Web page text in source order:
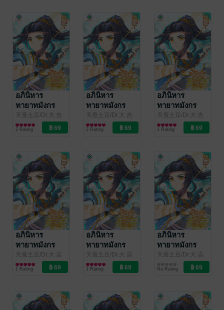
อภินิหาร
ทายาทมังกร
จอมราชัน เล่ม
73
天蚕土豆/Dr.大 吉
(ดร.ต้าจี๋)/เจียโหยว
(เทียนถานถู่โต้ว) ผู้
การ์ตูนทั่วไป
2 Rating
อภินิหาร
ทายาทมังกร
จอมราชัน เล่ม
72
天蚕土豆/Dr.大 吉
(ดร.ต้าจี๋)/เจียโหยว
(เทียนถานถู่โต้ว) ผู้
การ์ตูนทั่วไป
2 Rating
อภินิหาร
ทายาทมังกร
จอมราชัน เล่ม
71
天蚕土豆/Dr.大 吉
(ดร.ต้าจี๋)/เจียโหยว
(เทียนถานถู่โต้ว) ผู้
การ์ตูนทั่วไป
1 Rating
อภินิหาร
ทายาทมังกร
จอมราชัน เล่ม
70
天蚕土豆/Dr.大 吉
(ดร.ต้าจี๋)/เจียโหยว
(เทียนถานถู่โต้ว) ผู้
การ์ตูนทั่วไป
1 Rating
อภินิหาร
ทายาทมังกร
จอมราชัน เล่ม
69
天蚕土豆/Dr.大 吉
(ดร.ต้าจี๋)/เจียโหยว
(เทียนถานถู่โต้ว) ผู้
การ์ตูนทั่วไป
1 Rating
อภินิหาร
ทายาทมังกร
จอมราชัน เล่ม
天蚕土豆/Dr.大 吉
(ดร.ต้าจี๋)/เจียโหยว
(เทียนถานถู่โต้ว) ผู้
การ์ตูนทั่วไป
No Rating